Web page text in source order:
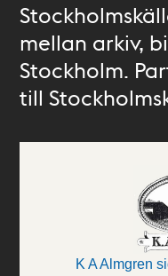
mellan arkiv,
Stockholm.
till
K A Almgren